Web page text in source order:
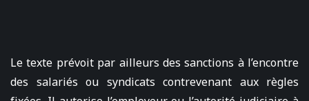
Le texte prévoit par ailleurs des sanctions à l’encontre
des salariés ou syndicats contrevenant aux règles